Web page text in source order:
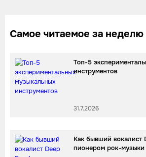
Самое читаемое за неделю
Топ-5
инструментов
31.7.2026
Как бывший вокалист
пионером рок-музыки